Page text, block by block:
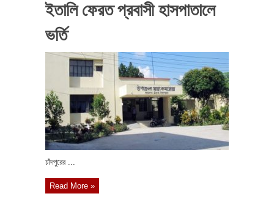
ইতালি ফেরত প্রবাসী হাসপাতালে
ভর্তি
চাঁদপুরের ...
Read More »